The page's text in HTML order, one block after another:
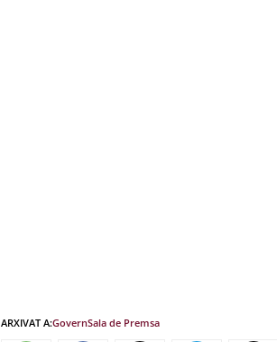
ARXIVAT A:GovernSala de Premsa